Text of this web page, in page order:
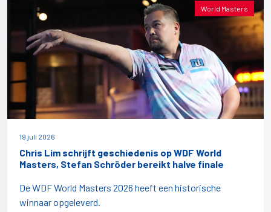
World Masters
19 juli 2026
Chris Lim schrijft geschiedenis op WDF World
Masters, Stefan Schröder bereikt halve finale
De WDF World Masters 2026 heeft een historische
winnaar opgeleverd.